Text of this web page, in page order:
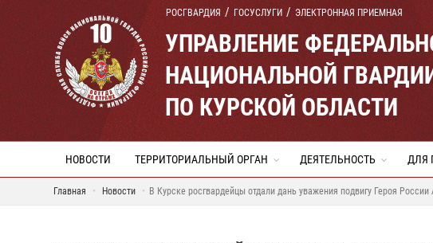
РОСГВАРДИЯ ГОСУСЛУГИ ЭЛЕКТРОННАЯ ПРИЕМНАЯ
УПРАВЛЕНИЕ
НАЦИОНАЛЬНОЙ
ПО КУРСКОЙ ОБЛАСТИ
НОВОСТИ ТЕРРИТОРИАЛЬНЫЙ ОРГАН ДЕЯТЕЛЬНОСТЬ ДЛЯ
Главная Новости В Курске росгвардейцы отдали дань уважения подвигу Героя